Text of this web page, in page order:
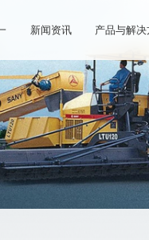
新闻资讯 产品与解决